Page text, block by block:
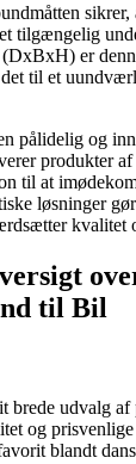
sikrer,
tilgængelig
er
til et
pålidelig og
produkter
til at
løsninger
kvalitet
til Bil
brede udvalg
og
blandt